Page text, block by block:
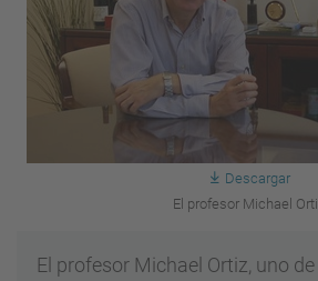
Descargar
El profesor Michael
El profesor Michael Ortiz, uno